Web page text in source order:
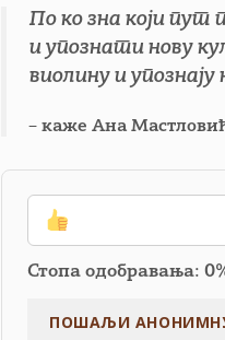
По ко зна који пут
и упознати нову
виолину и упознају
– каже Ана
Стопа одобравања: